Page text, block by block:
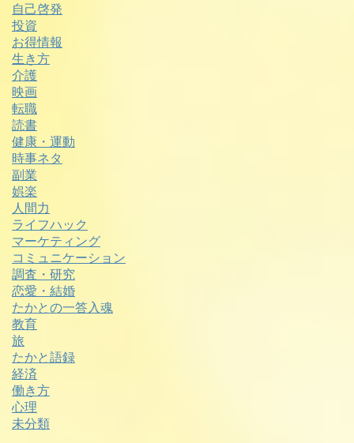
自己啓発
投資
お得情報
生き方
介護
映画
転職
読書
健康・運動
時事ネタ
副業
娯楽
人間力
ライフハック
マーケティング
コミュニケーション
調査・研究
恋愛・結婚
たかとの一答入魂
教育
旅
たかと語録
経済
働き方
心理
未分類